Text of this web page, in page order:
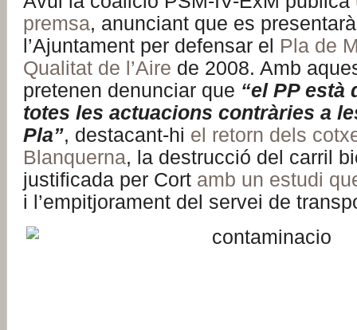
premsa, anunciant que es
l’Ajuntament per defensar el Pla de
Qualitat de l’Aire de 2008. Amb
pretenen denunciar que “el PP està
totes les actuacions contràries a
Pla”, destacant-hi el retorn dels
Blanquerna, la destrucció del carril
justificada per Cort amb un estudi
i l’empitjorament del servei de